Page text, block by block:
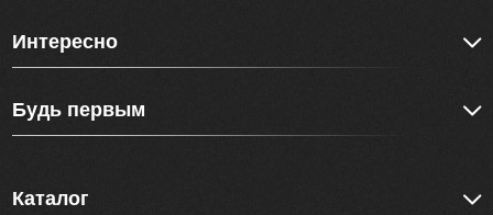
Интересно
Будь первым
Каталог